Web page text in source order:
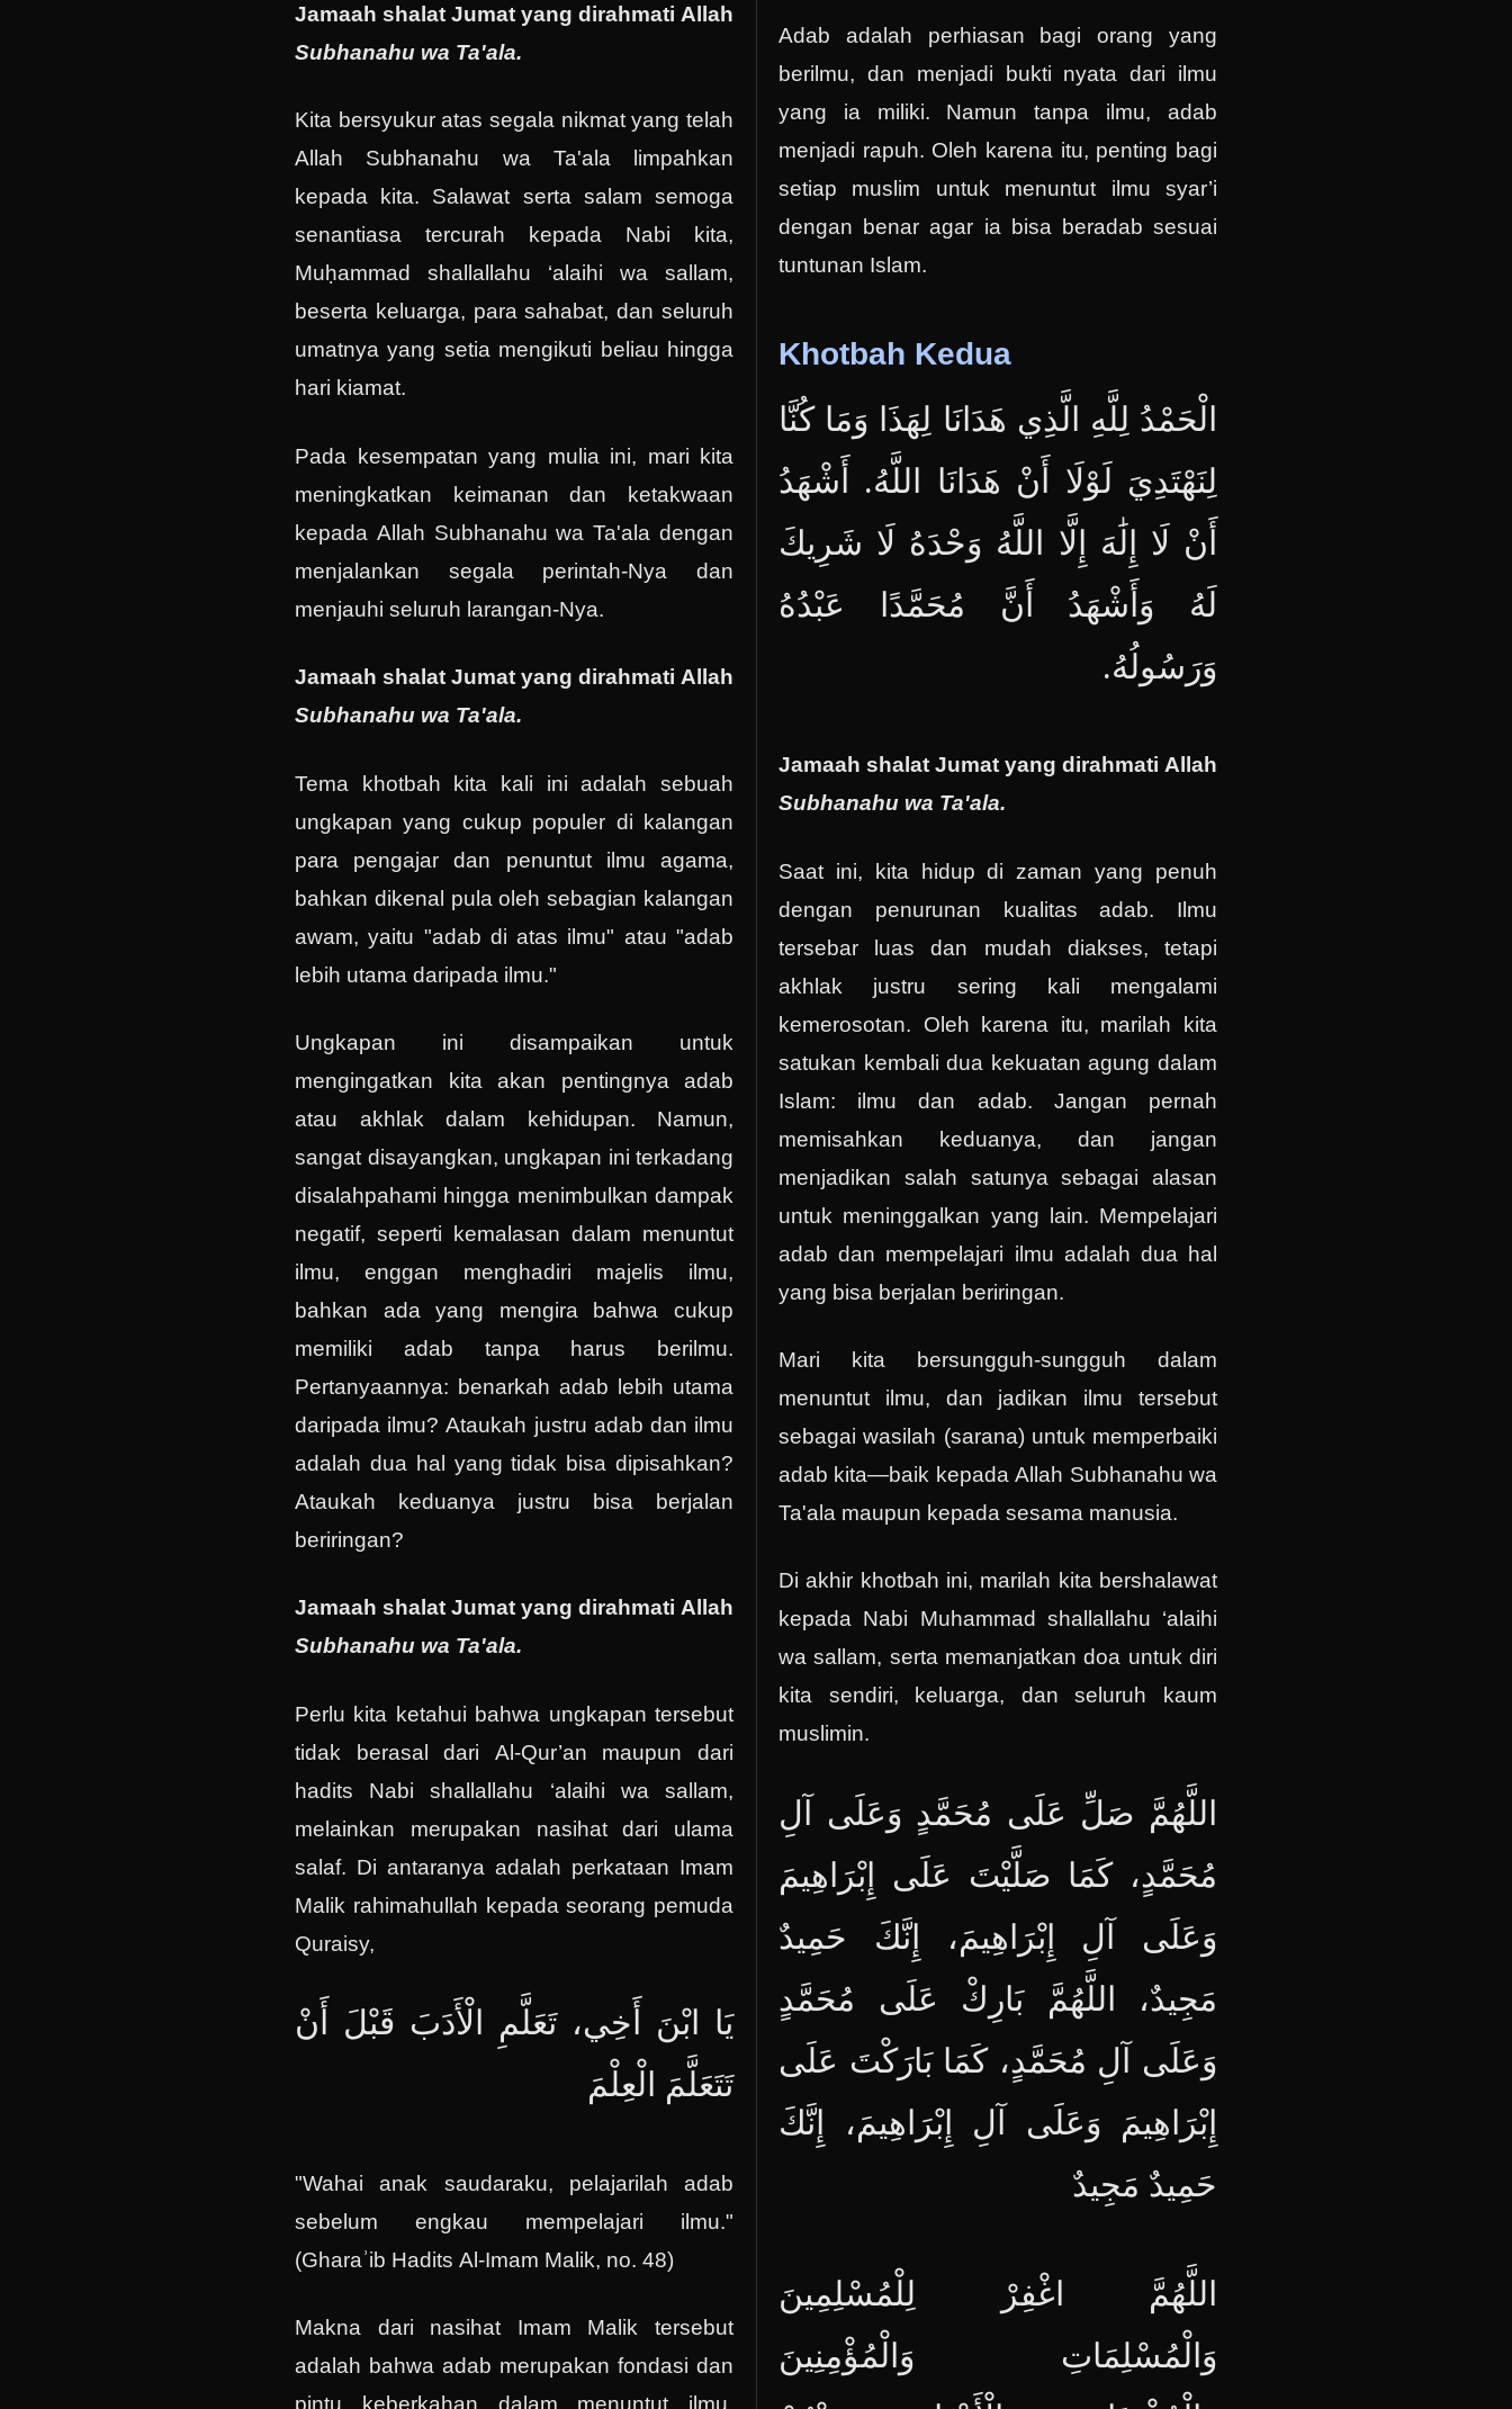
Jamaah shalat Jumat yang dirahmati Allah
Subhanahu wa Ta'ala.
Kita bersyukur atas segala nikmat yang telah
Allah Subhanahu wa Ta'ala limpahkan
kepada kita. Salawat serta salam semoga
senantiasa tercurah kepada Nabi kita,
Muḥammad shallallahu ‘alaihi wa sallam,
beserta keluarga, para sahabat, dan seluruh
umatnya yang setia mengikuti beliau hingga
hari kiamat.
Pada kesempatan yang mulia ini, mari kita
meningkatkan keimanan dan ketakwaan
kepada Allah Subhanahu wa Ta'ala dengan
menjalankan segala perintah-Nya dan
menjauhi seluruh larangan-Nya.
Jamaah shalat Jumat yang dirahmati Allah
Subhanahu wa Ta'ala.
Tema khotbah kita kali ini adalah sebuah
ungkapan yang cukup populer di kalangan
para pengajar dan penuntut ilmu agama,
bahkan dikenal pula oleh sebagian kalangan
awam, yaitu "adab di atas ilmu" atau "adab
lebih utama daripada ilmu."
Ungkapan ini disampaikan untuk
mengingatkan kita akan pentingnya adab
atau akhlak dalam kehidupan. Namun,
sangat disayangkan, ungkapan ini terkadang
disalahpahami hingga menimbulkan dampak
negatif, seperti kemalasan dalam menuntut
ilmu, enggan menghadiri majelis ilmu,
bahkan ada yang mengira bahwa cukup
memiliki adab tanpa harus berilmu.
Pertanyaannya: benarkah adab lebih utama
daripada ilmu? Ataukah justru adab dan ilmu
adalah dua hal yang tidak bisa dipisahkan?
Ataukah keduanya justru bisa berjalan
beriringan?
Jamaah shalat Jumat yang dirahmati Allah
Subhanahu wa Ta'ala.
Perlu kita ketahui bahwa ungkapan tersebut
tidak berasal dari Al-Qur’an maupun dari
hadits Nabi shallallahu ‘alaihi wa sallam,
melainkan merupakan nasihat dari ulama
salaf. Di antaranya adalah perkataan Imam
Malik rahimahullah kepada seorang pemuda
Quraisy,
يَا ابْنَ أَخِي، ‌تَعَلَّمِ ‌الْأَدَبَ ‌قَبْلَ ‌أَنْ
‌تَتَعَلَّمَ ‌الْعِلْمَ
"Wahai anak saudaraku, pelajarilah adab
sebelum engkau mempelajari ilmu."
(Gharaʾib Hadits Al-Imam Malik, no. 48)
Makna dari nasihat Imam Malik tersebut
adalah bahwa adab merupakan fondasi dan
pintu keberkahan dalam menuntut ilmu.
Adab adalah perhiasan bagi orang yang
berilmu, dan menjadi bukti nyata dari ilmu
yang ia miliki. Namun tanpa ilmu, adab
menjadi rapuh. Oleh karena itu, penting bagi
setiap muslim untuk menuntut ilmu syar’i
dengan benar agar ia bisa beradab sesuai
tuntunan Islam.
Khotbah Kedua
الْحَمْدُ لِلَّهِ الَّذِي هَدَانَا لِهَذَا وَمَا كُنَّا
لِنَهْتَدِيَ لَوْلَا أَنْ هَدَانَا اللَّهُ. أَشْهَدُ
أَنْ لَا إِلَٰهَ إِلَّا اللَّهُ وَحْدَهُ لَا شَرِيكَ
لَهُ وَأَشْهَدُ أَنَّ مُحَمَّدًا عَبْدُهُ
وَرَسُولُهُ.
Jamaah shalat Jumat yang dirahmati Allah
Subhanahu wa Ta'ala.
Saat ini, kita hidup di zaman yang penuh
dengan penurunan kualitas adab. Ilmu
tersebar luas dan mudah diakses, tetapi
akhlak justru sering kali mengalami
kemerosotan. Oleh karena itu, marilah kita
satukan kembali dua kekuatan agung dalam
Islam: ilmu dan adab. Jangan pernah
memisahkan keduanya, dan jangan
menjadikan salah satunya sebagai alasan
untuk meninggalkan yang lain. Mempelajari
adab dan mempelajari ilmu adalah dua hal
yang bisa berjalan beriringan.
Mari kita bersungguh-sungguh dalam
menuntut ilmu, dan jadikan ilmu tersebut
sebagai wasilah (sarana) untuk memperbaiki
adab kita—baik kepada Allah Subhanahu wa
Ta'ala maupun kepada sesama manusia.
Di akhir khotbah ini, marilah kita bershalawat
kepada Nabi Muhammad shallallahu ‘alaihi
wa sallam, serta memanjatkan doa untuk diri
kita sendiri, keluarga, dan seluruh kaum
muslimin.
اللَّهُمَّ صَلِّ عَلَى مُحَمَّدٍ وَعَلَى آلِ
مُحَمَّدٍ، كَمَا صَلَّيْتَ عَلَى إِبْرَاهِيمَ
وَعَلَى آلِ إِبْرَاهِيمَ، إِنَّكَ حَمِيدٌ
مَجِيدٌ، اللَّهُمَّ بَارِكْ عَلَى مُحَمَّدٍ
وَعَلَى آلِ مُحَمَّدٍ، كَمَا بَارَكْتَ عَلَى
إِبْرَاهِيمَ وَعَلَى آلِ إِبْرَاهِيمَ، إِنَّكَ
حَمِيدٌ مَجِيدٌ
اللَّهُمَّ اغْفِرْ لِلْمُسْلِمِينَ
وَالْمُسْلِمَاتِ وَالْمُؤْمِنِينَ